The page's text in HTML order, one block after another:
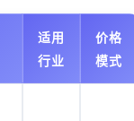
适用
行业
价格
模式